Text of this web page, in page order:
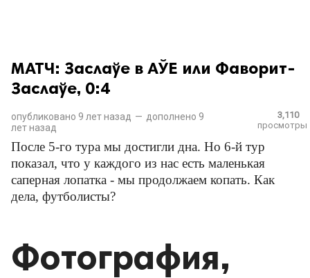
МАТЧ: Заслаўе в АЎЕ или Фаворит-
Заслаўе, 0:4
опубликовано 9 лет назад — дополнено 9
лет назад
3,110
просмотры
После 5-го тура мы достигли дна. Но 6-й тур
показал, что у каждого из нас есть маленькая
саперная лопатка - мы продолжаем копать. Как
дела, футболисты?
Фотография,